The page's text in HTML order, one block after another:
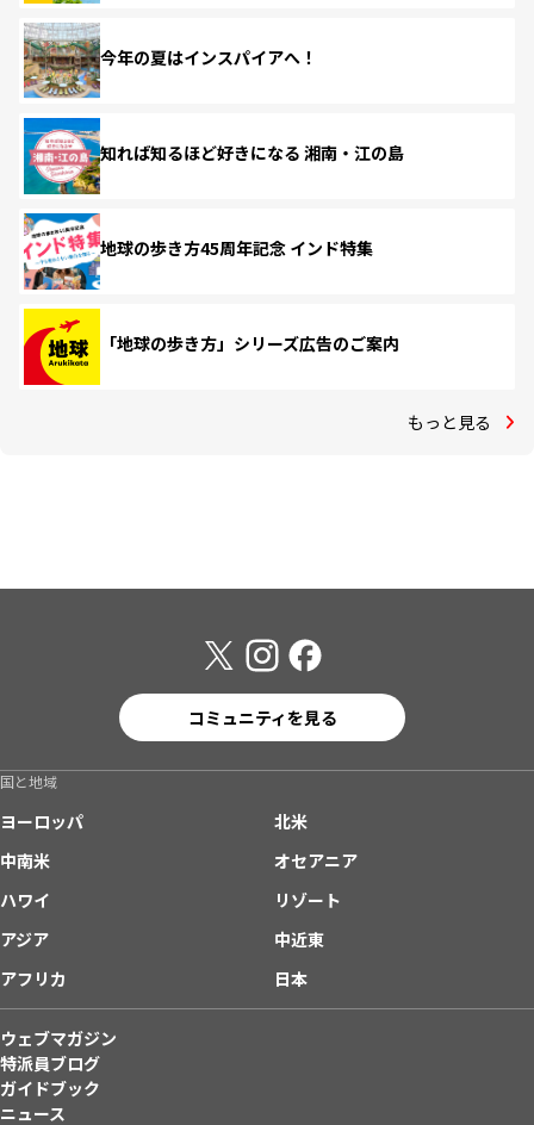
今年の夏はインスパイアへ！
知れば知るほど好きになる 湘南・江の島
地球の歩き方45周年記念 インド特集
「地球の歩き方」シリーズ広告のご案内
もっと見る
コミュニティを見る
国と地域
ヨーロッパ
北米
中南米
オセアニア
ハワイ
リゾート
アジア
中近東
アフリカ
日本
ウェブマガジン
特派員ブログ
ガイドブック
ニュース